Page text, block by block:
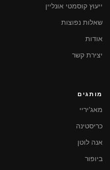
ייעוץ קוסמטי אונליין
שאלות נפוצות
אודות
יצירת קשר
מותגים
מאג'יריי
כריסטינה
אנה לוטן
ביופור